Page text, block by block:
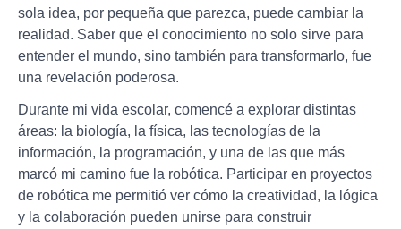
sola idea, por pequeña que parezca, puede cambiar la
realidad. Saber que el conocimiento no solo sirve para
entender el mundo, sino también para transformarlo, fue
una revelación poderosa.
Durante mi vida escolar, comencé a explorar distintas
áreas: la biología, la física, las tecnologías de la
información, la programación, y una de las que más
marcó mi camino fue la robótica. Participar en proyectos
de robótica me permitió ver cómo la creatividad, la lógica
y la colaboración pueden unirse para construir